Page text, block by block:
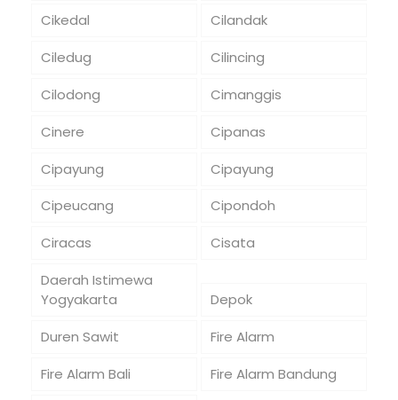
Cikedal
Cilandak
Ciledug
Cilincing
Cilodong
Cimanggis
Cinere
Cipanas
Cipayung
Cipayung
Cipeucang
Cipondoh
Ciracas
Cisata
Daerah Istimewa
Yogyakarta
Depok
Duren Sawit
Fire Alarm
Fire Alarm Bali
Fire Alarm Bandung